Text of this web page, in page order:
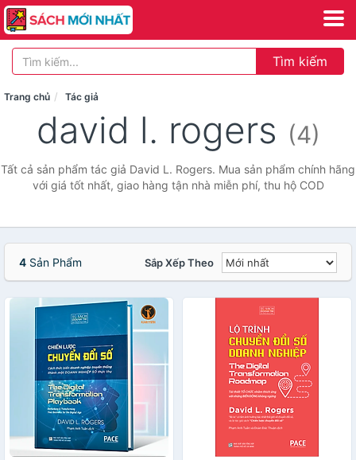
Tìm kiếm
Trang chủ Tác giả
david l. rogers (4)
Tất cả sản phẩm tác giả David L. Rogers. Mua sản phẩm chính hãng
với giá tốt nhất, giao hàng tận nhà miễn phí, thu hộ COD
4 Sản Phẩm Sắp Xếp Theo